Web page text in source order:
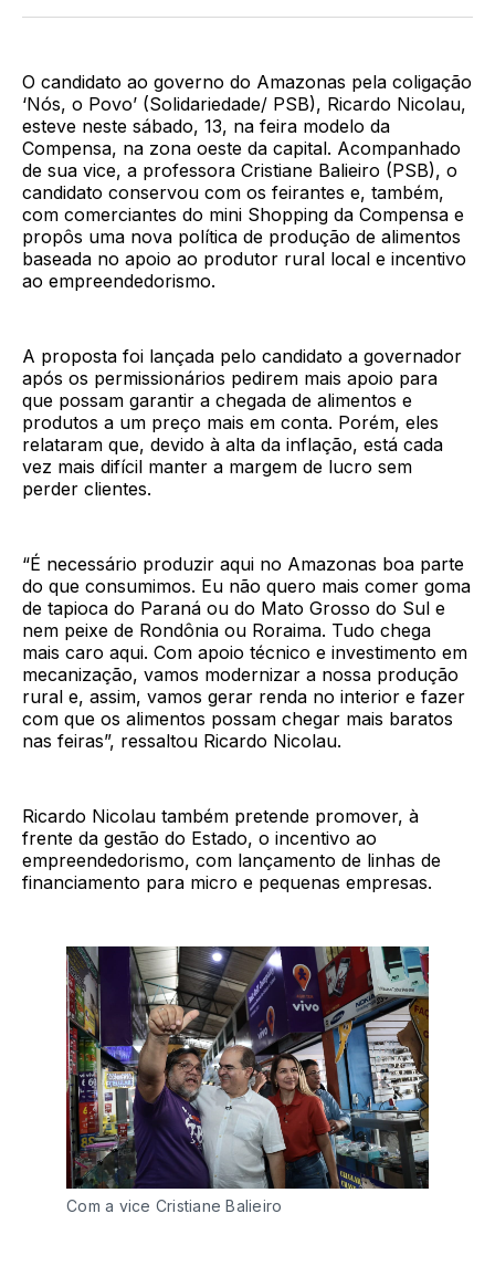
BlueSkyTwitterFacebook
LinkedInWhatsApp
Email
O candidato ao governo do Amazonas pela coligação
‘Nós, o Povo’ (Solidariedade/ PSB), Ricardo Nicolau,
esteve neste sábado, 13, na feira modelo da
Compensa, na zona oeste da capital. Acompanhado
de sua vice, a professora Cristiane Balieiro (PSB), o
candidato conservou com os feirantes e, também,
com comerciantes do mini Shopping da Compensa e
propôs uma nova política de produção de alimentos
baseada no apoio ao produtor rural local e incentivo
ao empreendedorismo.
A proposta foi lançada pelo candidato a governador
após os permissionários pedirem mais apoio para
que possam garantir a chegada de alimentos e
produtos a um preço mais em conta. Porém, eles
relataram que, devido à alta da inflação, está cada
vez mais difícil manter a margem de lucro sem
perder clientes.
“É necessário produzir aqui no Amazonas boa parte
do que consumimos. Eu não quero mais comer goma
de tapioca do Paraná ou do Mato Grosso do Sul e
nem peixe de Rondônia ou Roraima. Tudo chega
mais caro aqui. Com apoio técnico e investimento em
mecanização, vamos modernizar a nossa produção
rural e, assim, vamos gerar renda no interior e fazer
com que os alimentos possam chegar mais baratos
nas feiras”, ressaltou Ricardo Nicolau.
Ricardo Nicolau também pretende promover, à
frente da gestão do Estado, o incentivo ao
empreendedorismo, com lançamento de linhas de
financiamento para micro e pequenas empresas.
Com a vice Cristiane Balieiro